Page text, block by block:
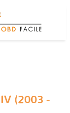
(2003 -